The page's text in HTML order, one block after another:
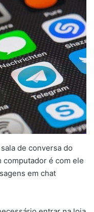
de conversa do
computador é com ele
em chat